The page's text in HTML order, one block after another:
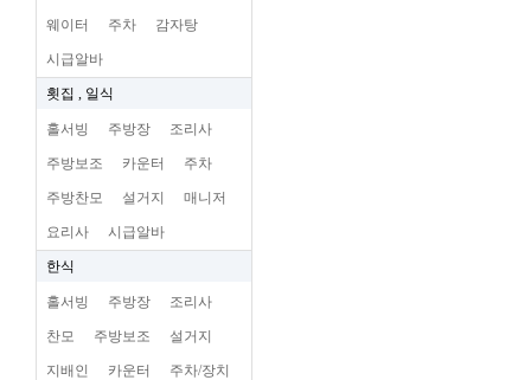
웨이터 주차 감자탕
시급알바
횟집 , 일식
홀서빙 주방장 조리사
주방보조 카운터 주차
주방찬모 설거지 매니저
요리사 시급알바
한식
홀서빙 주방장 조리사
찬모 주방보조 설거지
지배인 카운터 주차/장치